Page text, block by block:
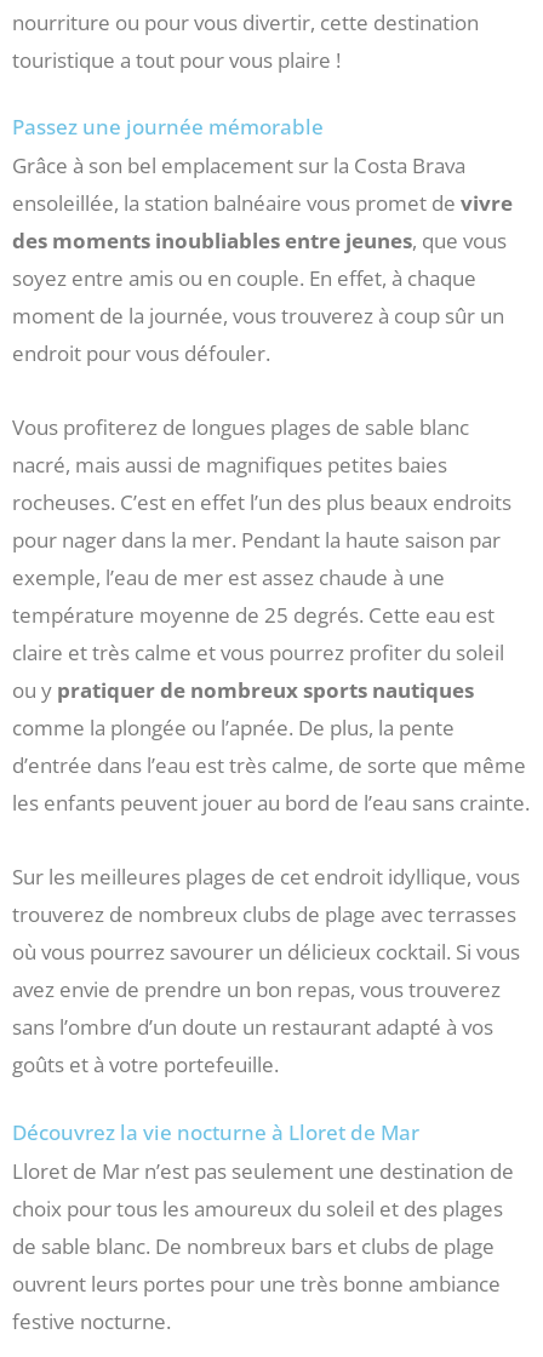
nourriture ou pour vous divertir, cette destination
touristique a tout pour vous plaire !
Passez une journée mémorable
Grâce à son bel emplacement sur la Costa Brava
ensoleillée, la station balnéaire vous promet de vivre
des moments inoubliables entre jeunes, que vous
soyez entre amis ou en couple. En effet, à chaque
moment de la journée, vous trouverez à coup sûr un
endroit pour vous défouler.
Vous profiterez de longues plages de sable blanc
nacré, mais aussi de magnifiques petites baies
rocheuses. C’est en effet l’un des plus beaux endroits
pour nager dans la mer. Pendant la haute saison par
exemple, l’eau de mer est assez chaude à une
température moyenne de 25 degrés. Cette eau est
claire et très calme et vous pourrez profiter du soleil
ou y pratiquer de nombreux sports nautiques
comme la plongée ou l’apnée. De plus, la pente
d’entrée dans l’eau est très calme, de sorte que même
les enfants peuvent jouer au bord de l’eau sans crainte.
Sur les meilleures plages de cet endroit idyllique, vous
trouverez de nombreux clubs de plage avec terrasses
où vous pourrez savourer un délicieux cocktail. Si vous
avez envie de prendre un bon repas, vous trouverez
sans l’ombre d’un doute un restaurant adapté à vos
goûts et à votre portefeuille.
Découvrez la vie nocturne à Lloret de Mar
Lloret de Mar n’est pas seulement une destination de
choix pour tous les amoureux du soleil et des plages
de sable blanc. De nombreux bars et clubs de plage
ouvrent leurs portes pour une très bonne ambiance
festive nocturne.